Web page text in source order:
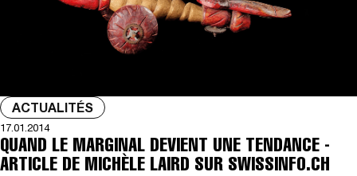
ACTUALITÉS
17.01.2014
QUAND LE MARGINAL DEVIENT UNE TENDANCE -
ARTICLE DE MICHÈLE LAIRD SUR SWISSINFO.CH